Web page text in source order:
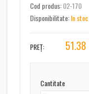
Cod produs:02-170
Disponibilitate:In stoc
PREȚ: 51.38
Cantitate